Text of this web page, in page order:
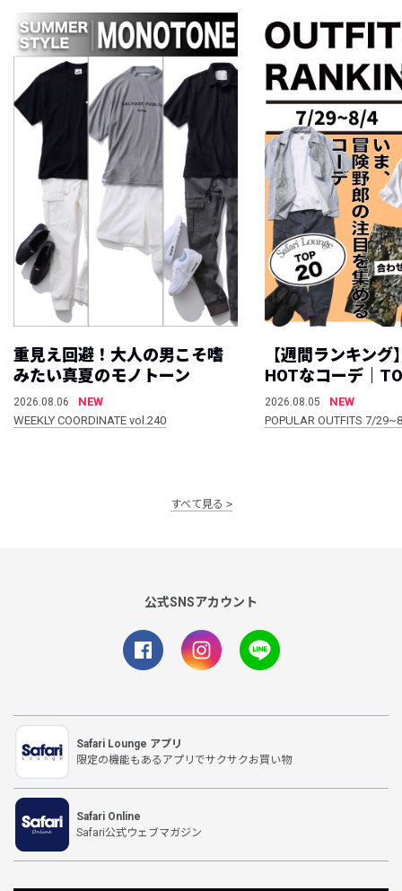
重見え回避！大人の男こそ嗜
みたい真夏のモノトーン
2026.08.06
NEW
WEEKLY COORDINATE vol.240
【週間ランキング
HOTなコーデ｜
2026.08.05
NEW
POPULAR OUTFITS 7/
すべて見る
公式SNSアカウント
Safari Lounge アプリ
限定の機能もあるアプリでサクサクお買い物
Safari Online
Safari公式ウェブマガジン